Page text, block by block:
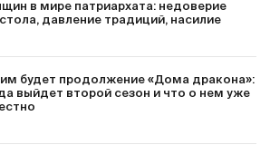
в мире патриархата: недоверие
давление традиций, насилие
будет продолжение «Дома дракона»:
выйдет второй сезон и что о нем уже